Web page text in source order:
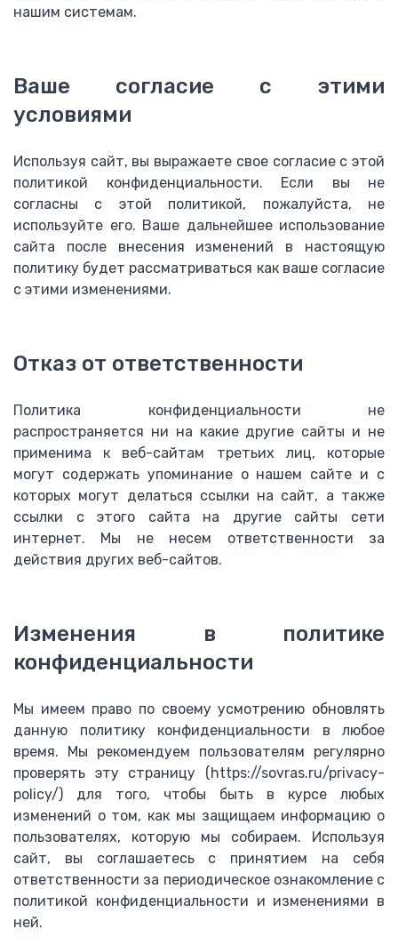
нашим системам.
Ваше согласие с этими
условиями
Используя сайт, вы выражаете свое согласие с этой
политикой конфиденциальности. Если вы не
согласны с этой политикой, пожалуйста, не
используйте его. Ваше дальнейшее использование
сайта после внесения изменений в настоящую
политику будет рассматриваться как ваше согласие
с этими изменениями.
Отказ от ответственности
Политика конфиденциальности не
распространяется ни на какие другие сайты и не
применима к веб-сайтам третьих лиц, которые
могут содержать упоминание о нашем сайте и с
которых могут делаться ссылки на сайт, а также
ссылки с этого сайта на другие сайты сети
интернет. Мы не несем ответственности за
действия других веб-сайтов.
Изменения в политике
конфиденциальности
Мы имеем право по своему усмотрению обновлять
данную политику конфиденциальности в любое
время. Мы рекомендуем пользователям регулярно
проверять эту страницу (https://sovras.ru/privacy-
policy/) для того, чтобы быть в курсе любых
изменений о том, как мы защищаем информацию о
пользователях, которую мы собираем. Используя
сайт, вы соглашаетесь с принятием на себя
ответственности за периодическое ознакомление с
политикой конфиденциальности и изменениями в
ней.